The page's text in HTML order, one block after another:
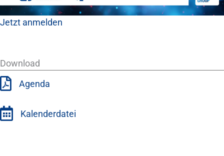
Jetzt anmelden
Download
Agenda
Kalenderdatei